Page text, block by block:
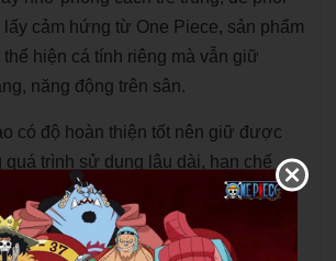
cảm hứng từ One Piece, sản phẩm
hiện cá tính riêng mà vẫn giữ
năng động trên sân.
có độ hoàn thiện tốt nên giữ được
quá trình sử dụng lâu dài, hạn chế
lần giặt. Đây là lựa chọn phù
cần một sản phẩm vừa đáp ứng
vừa đảm bảo yếu tố thẩm mỹ và độ